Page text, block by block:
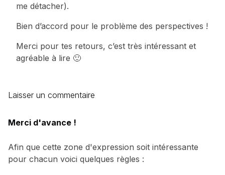
me détacher).
Bien d’accord pour le problème des perspectives !
Merci pour tes retours, c’est très intéressant et
agréable à lire 🙂
Laisser un commentaire
Merci d'avance !
Afin que cette zone d'expression soit intéressante
pour chacun voici quelques règles :